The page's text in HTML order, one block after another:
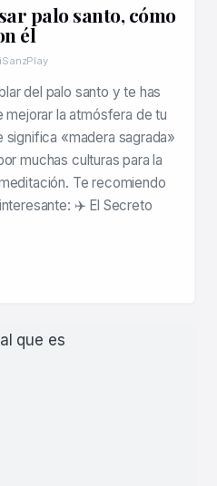
palo santo, cómo
él
del palo santo y te has
la atmósfera de tu
significa «madera sagrada»
muchas culturas para la
Te recomiendo
✈️ El Secreto